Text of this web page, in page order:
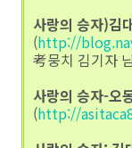
사랑의 승자)김
(http://
考뭉치 김기자
사랑의 승자-오
(http://